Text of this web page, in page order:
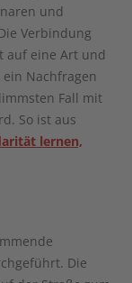
und
Verbindung
auf eine Art und
Nachfragen
Fall mit
So ist aus
lernen,
Die